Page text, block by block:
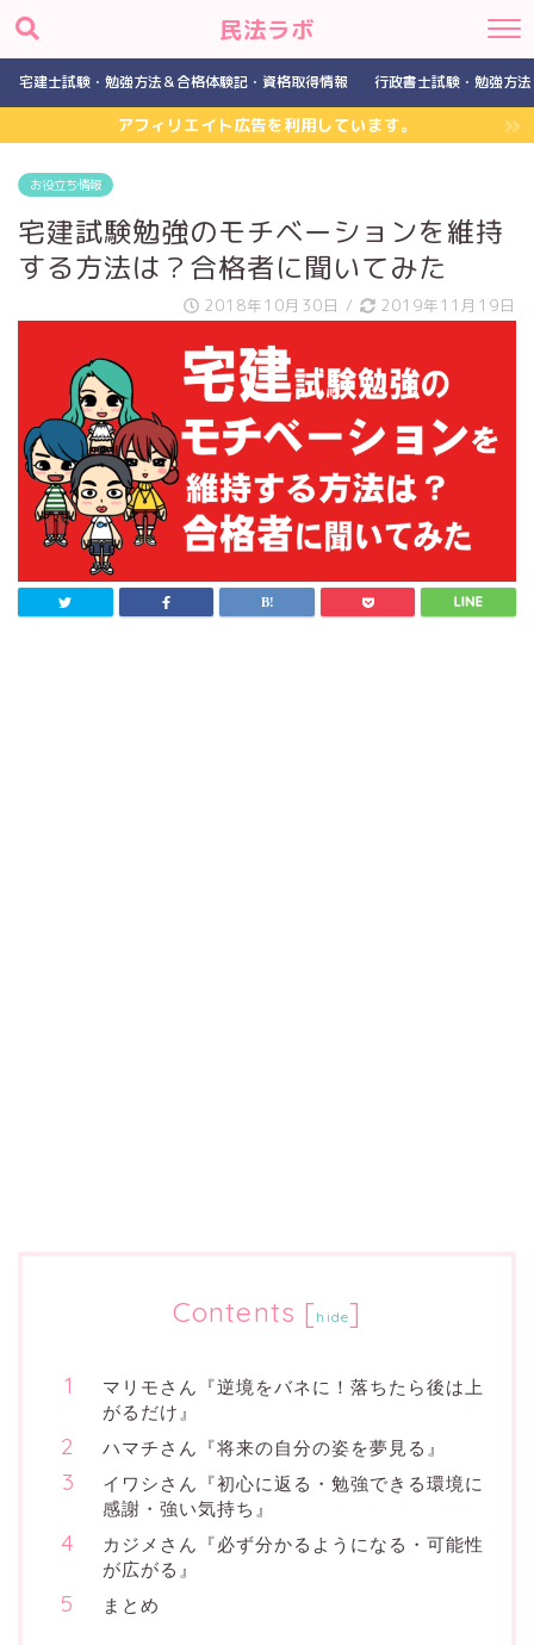
民法ラボ
宅建士試験・勉強方法＆合格体験記・資格取得情報 行政書士試験・勉強方
アフィリエイト広告を利用しています。
お役立ち情報
宅建試験勉強のモチベーションを維持
する方法は？合格者に聞いてみた
2018年10月30日 / 2019年11月19日
Contents [ hide]
マリモさん『逆境をバネに！落ちたら後は上
がるだけ』
ハマチさん『将来の自分の姿を夢見る』
イワシさん『初心に返る・勉強できる環境に
感謝・強い気持ち』
カジメさん『必ず分かるようになる・可能性
が広がる』
まとめ